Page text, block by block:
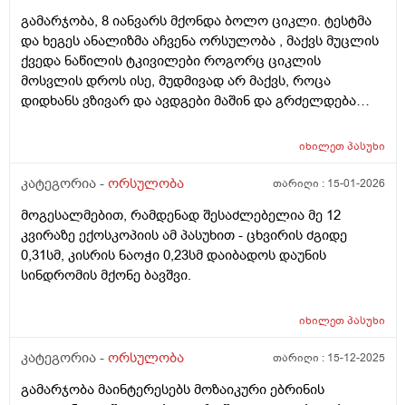
გამარჯობა, 8 იანვარს მქონდა ბოლო ციკლი. ტესტმა
და ხეგეს ანალიზმა აჩვენა ორსულობა , მაქვს მუცლის
ქვედა ნაწილის ტკივილები როგორც ციკლის
მოსვლის დროს ისე, მუდმივად არ მაქვს, როცა
დიდხანს ვზივარ და ავდგები მაშინ და გრძელდება
რომ ვწევარ მაშინ მტკივა იგივე ხანგრძლივობიფ
რაც ასე ვარ.
იხილეთპასუხი
კატეგორია - ორსულობა თარიღი : 15-01-2026
მოგესალმებით, რამდენად შესაძლებელია მე 12
კვირაზე ექოსკოპიის ამ პასუხით - ცხვირის ძგიდე
0,31სმ, კისრის ნაოჭი 0,23სმ დაიბადოს დაუნის
სინდრომის მქონე ბავშვი.
იხილეთპასუხი
კატეგორია - ორსულობა თარიღი : 15-12-2025
გამარჯობა მაინტერესებს მოზაიკური ებრინის